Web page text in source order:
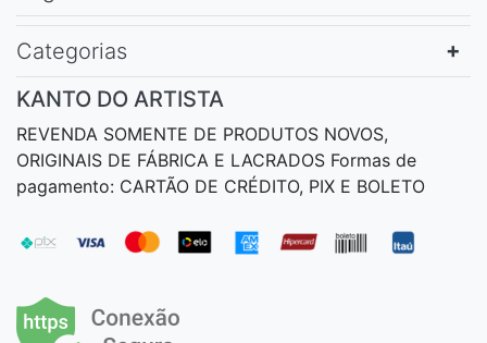
Categorias
KANTO DO ARTISTA
REVENDA SOMENTE DE PRODUTOS NOVOS,
ORIGINAIS DE FÁBRICA E LACRADOS Formas de
pagamento: CARTÃO DE CRÉDITO, PIX E BOLETO